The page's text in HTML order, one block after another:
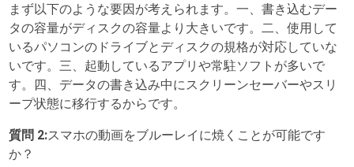
まず以下のような要因が考えられます。一、書き込むデー
タの容量がディスクの容量より大きいです。二、使用して
いるパソコンのドライブとディスクの規格が対応していな
いです。三、起動しているアプリや常駐ソフトが多いで
す。四、データの書き込み中にスクリーンセーバーやスリ
ープ状態に移行するからです。
質問 2:スマホの動画をブルーレイに焼くことが可能です
か？